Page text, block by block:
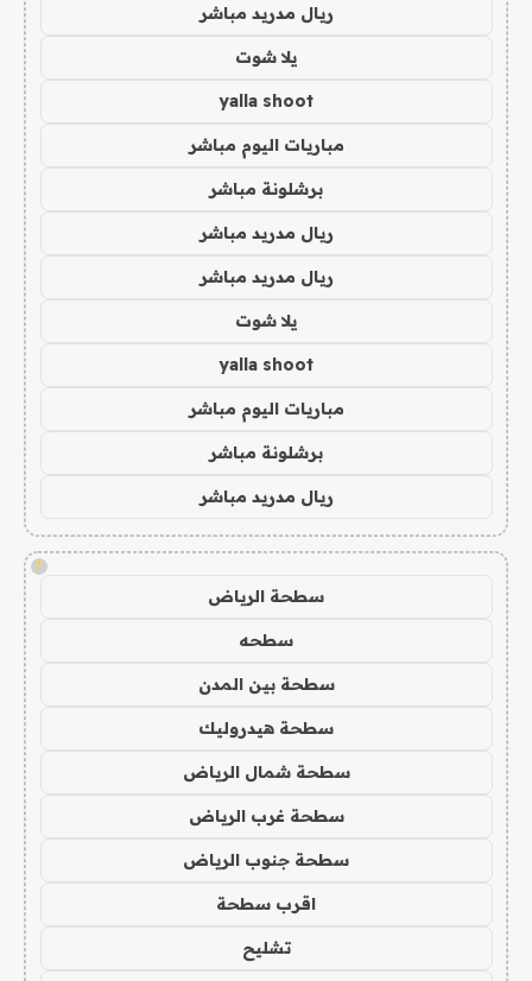
ريال مدريد مباشر
يلا شوت
yalla shoot
مباريات اليوم مباشر
برشلونة مباشر
ريال مدريد مباشر
ريال مدريد مباشر
يلا شوت
yalla shoot
مباريات اليوم مباشر
برشلونة مباشر
ريال مدريد مباشر
!
سطحة الرياض
سطحه
سطحة بين المدن
سطحة هيدروليك
سطحة شمال الرياض
سطحة غرب الرياض
سطحة جنوب الرياض
اقرب سطحة
تشليح